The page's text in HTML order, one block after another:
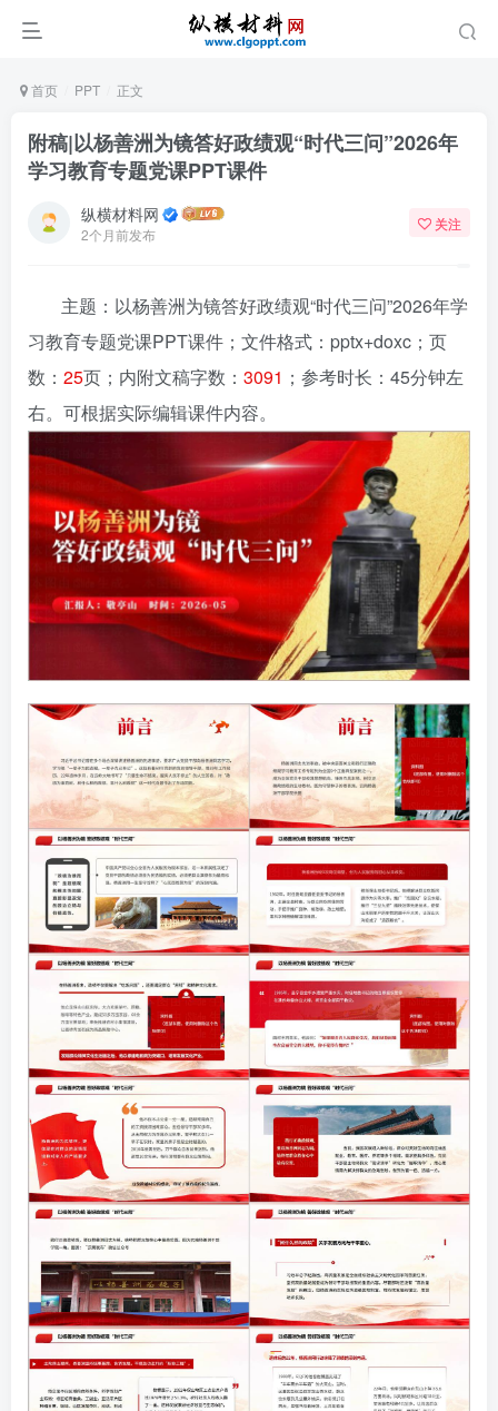
首页 PPT 正文
附稿|以杨善洲为镜答好政绩观“时代三问”2026年
学习教育专题党课PPT课件
纵横材料网
2个月前发布
关注
主题：以杨善洲为镜答好政绩观“时代三问”2026年学
习教育专题党课PPT课件 ；文件格式：pptx+doxc；页
数： 25页；内附文稿字数： 3091 ；参考时长：45分钟左
右。可根据实际编辑课件内容。